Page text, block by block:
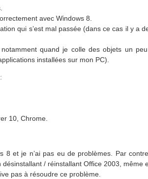
avec Windows 8.
qui s’est mal passée (dans ce cas il y a
quand je colle des objets un
installées sur mon PC).
10, Chrome.
8 et je n’ai pas eu de problèmes. Par
/ réinstallant Office 2003, même
pas à résoudre ce problème.